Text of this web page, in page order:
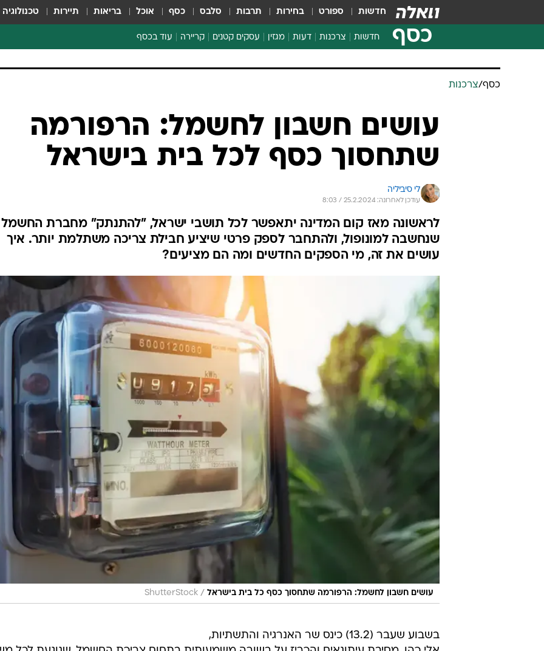
חדשות ספורט בחירות תרבות סלבס כסף אוכל בריאות תיירות טכנולוגיה
כסף חדשות צרכנות
צרכנות פיננסית
דעות מגזין עסקים קטנים קריירה עוד בכסף
קריפטו
ספורט ביזנס
כסף/צרכנות
עושים חשבון לחשמל: הרפורמה
שתחסוך כסף לכל בית בישראל
לי סיביליה
עודכן לאחרונה: 25.2.2024 / 8:03
לראשונה מאז קום המדינה יתאפשר לכל תושבי ישראל, "להתנתק" מחברת החשמל
שנחשבה למונופול, ולהתחבר לספק פרטי שיציע חבילת צריכה משתלמת יותר. איך
עושים את זה, מי הספקים החדשים ומה הם מציעים?
עושים חשבון לחשמל: הרפורמה שתחסוך כסף כל בית בישראל /
ShutterStock
בשבוע שעבר (13.2) כינס שר האנרגיה והתשתיות,